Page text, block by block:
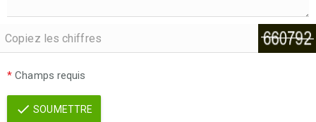
* Champs requis
SOUMETTRE